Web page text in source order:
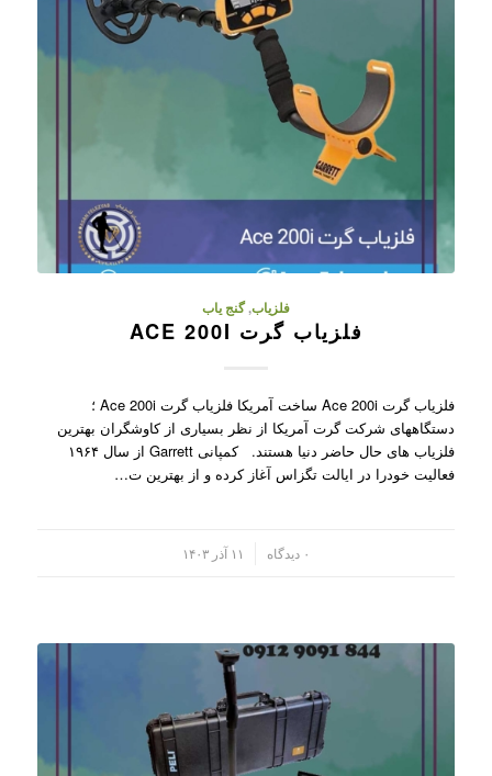
فلزیاب,گنج یاب
فلزیاب گرت ACE 200I
فلزیاب گرت Ace 200i ساخت آمریکا فلزیاب گرت Ace 200i ؛
دستگاههای شرکت گرت آمریکا از نظر بسیاری از کاوشگران بهترین
فلزیاب های حال حاضر دنیا هستند. کمپانی Garrett از سال ۱۹۶۴
فعالیت خودرا در ایالت تگزاس آغاز کرده و از بهترین ت…
۰ دیدگاه ۱۱ آذر ۱۴۰۳